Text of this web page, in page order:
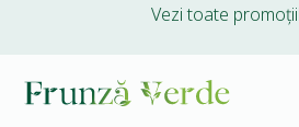
Vezi toate